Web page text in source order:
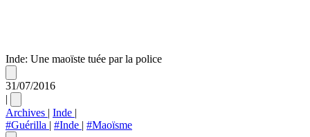
Inde: Une maoïste tuée par la police
31/07/2016
|
Archives | Inde |
#Guérilla | #Inde | #Maoïsme